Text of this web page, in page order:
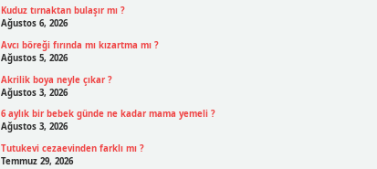
Kuduz tırnaktan bulaşır mı ?
Ağustos 6, 2026
Avcı böreği fırında mı kızartma mı ?
Ağustos 5, 2026
Akrilik boya neyle çıkar ?
Ağustos 3, 2026
6 aylık bir bebek günde ne kadar mama yemeli ?
Ağustos 3, 2026
Tutukevi cezaevinden farklı mı ?
Temmuz 29, 2026